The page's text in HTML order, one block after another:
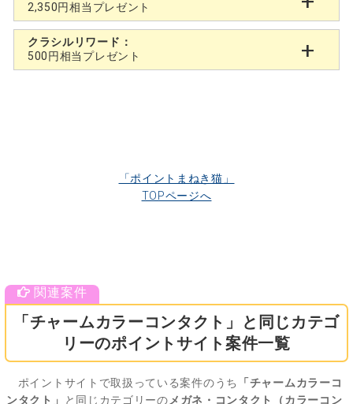
2,350円相当プレゼント
クラシルリワード：
500円相当プレゼント
「ポイントまねき猫」
TOPページへ
「チャームカラーコンタクト」と同じカテゴ
リーのポイントサイト案件一覧
ポイントサイトで取扱っている案件のうち
「チャームカラーコ
ンタクト」
と同じカテゴリーの メガネ・コンタクト（カラーコン